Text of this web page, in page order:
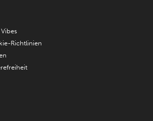
Richtlinien